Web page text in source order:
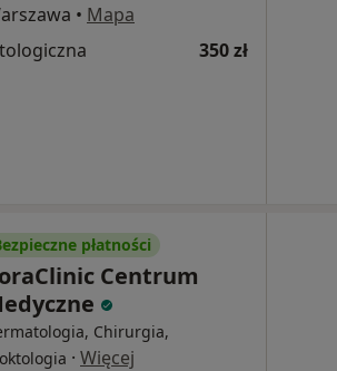
• Mapa
350 zł
płatności
Centrum
Chirurgia,
· Więcej